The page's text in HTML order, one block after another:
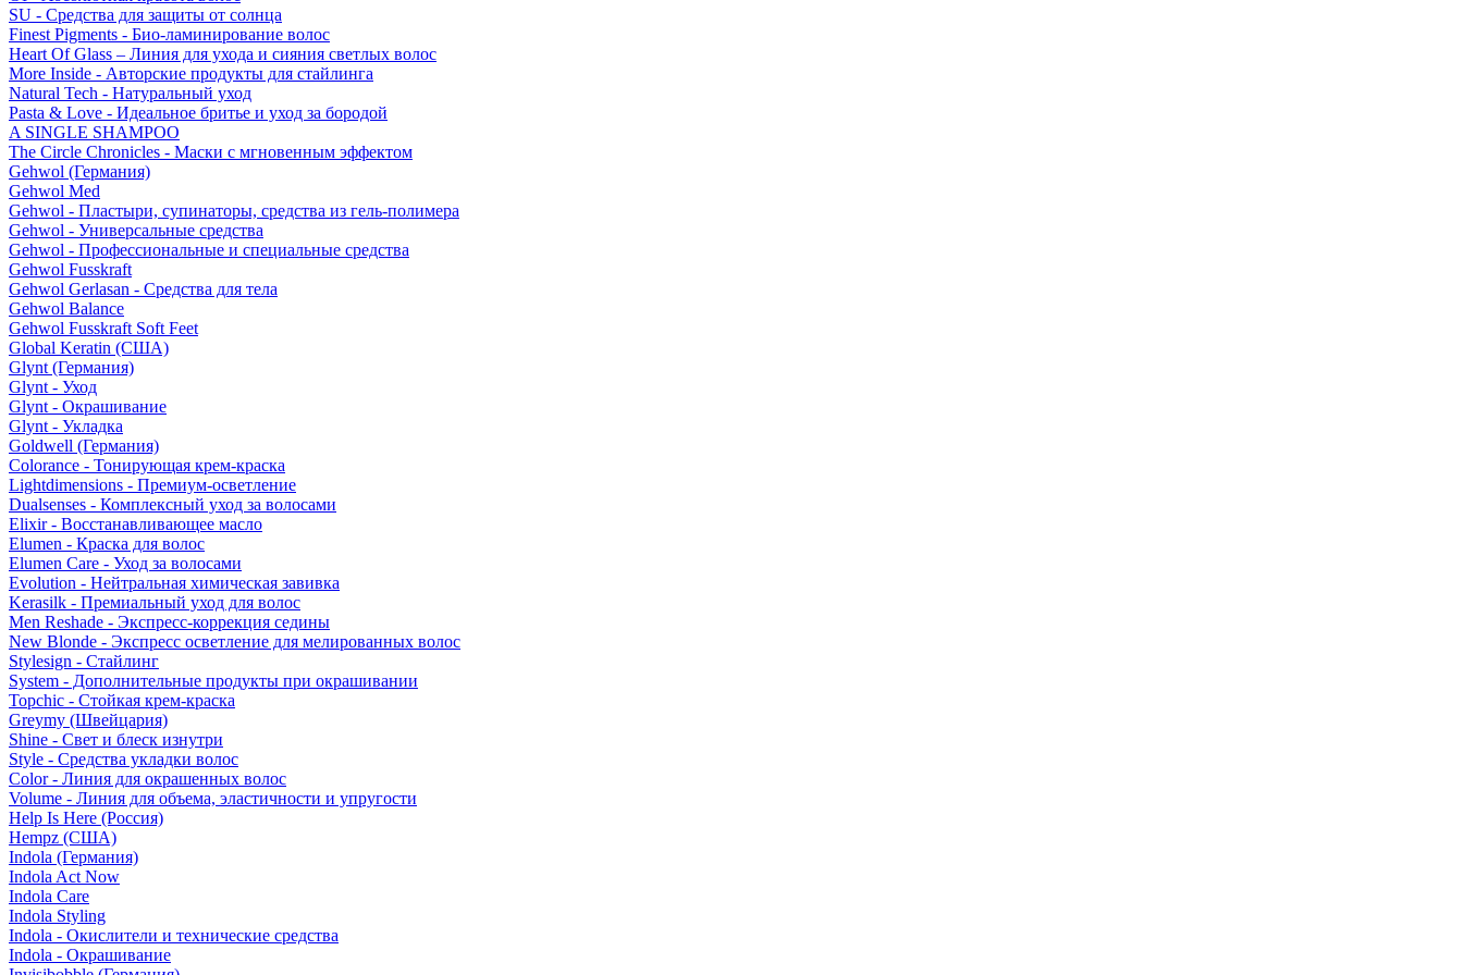
SU - Средства для защиты от солнца
Finest Pigments - Био-ламинирование волос
Heart Of Glass – Линия для ухода и сияния светлых волос
More Inside - Авторские продукты для стайлинга
Natural Tech - Натуральный уход
Pasta & Love - Идеальное бритье и уход за бородой
A SINGLE SHAMPOO
The Circle Chronicles - Маски с мгновенным эффектом
Gehwol (Германия)
Gehwol Med
Gehwol - Пластыри, супинаторы, средства из гель-полимера
Gehwol - Универсальные средства
Gehwol - Профессиональные и специальные средства
Gehwol Fusskraft
Gehwol Gerlasan - Средства для тела
Gehwol Balance
Gehwol Fusskraft Soft Feet
Global Keratin (США)
Glynt (Германия)
Glynt - Уход
Glynt - Окрашивание
Glynt - Укладка
Goldwell (Германия)
Colorance - Тонирующая крем-краска
Lightdimensions - Премиум-осветление
Dualsenses - Комплексный уход за волосами
Elixir - Восстанавливающее масло
Elumen - Краска для волос
Elumen Care - Уход за волосами
Evolution - Нейтральная химическая завивка
Kerasilk - Премиальный уход для волос
Men Reshade - Экспресс-коррекция седины
New Blonde - Экспресс осветление для мелированных волос
Stylesign - Стайлинг
System - Дополнительные продукты при окрашивании
Topchic - Стойкая крем-краска
Greymy (Швейцария)
Shine - Свет и блеск изнутри
Style - Средства укладки волос
Color - Линия для окрашенных волос
Volume - Линия для объема, эластичности и упругости
Help Is Here (Россия)
Hempz (США)
Indola (Германия)
Indola Act Now
Indola Care
Indola Styling
Indola - Окислители и технические средства
Indola - Окрашивание